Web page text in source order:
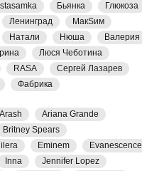
Бьянка
Глюкоза
Ленинград
МакSим
Натали Нюша
Валерия
Люся Чеботина
RASA
Сергей Лазарев
Фабрика
Arash
Ariana Grande
Britney Spears
Eminem
Evanescence
Inna Jennifer Lopez